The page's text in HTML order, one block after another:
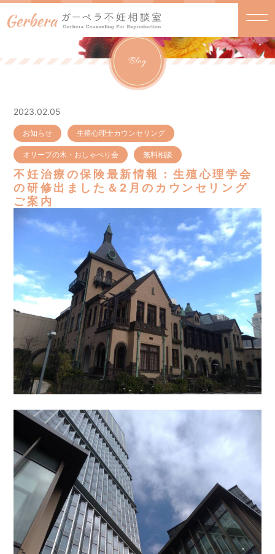
Blog
2023.02.05
お知らせ 生殖心理士カウンセリング
オリーブの木・おしゃべり会 無料相談
不妊治療の保険最新情報：生殖心理学会
の研修出ました＆2月のカウンセリング
ご案内